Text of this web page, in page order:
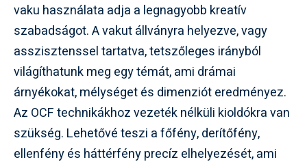
vaku használata adja a legnagyobb kreatív
szabadságot. A vakut állványra helyezve, vagy
asszisztenssel tartatva, tetszőleges irányból
világíthatunk meg egy témát, ami drámai
árnyékokat, mélységet és dimenziót eredményez.
Az OCF technikákhoz vezeték nélküli kioldókra van
szükség. Lehetővé teszi a főfény, derítőfény,
ellenfény és háttérfény precíz elhelyezését, ami